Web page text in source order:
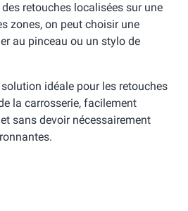
retouches localisées sur une
zones, on peut choisir une
au pinceau ou un stylo de
idéale pour les retouches
la carrosserie, facilement
sans devoir nécessairement